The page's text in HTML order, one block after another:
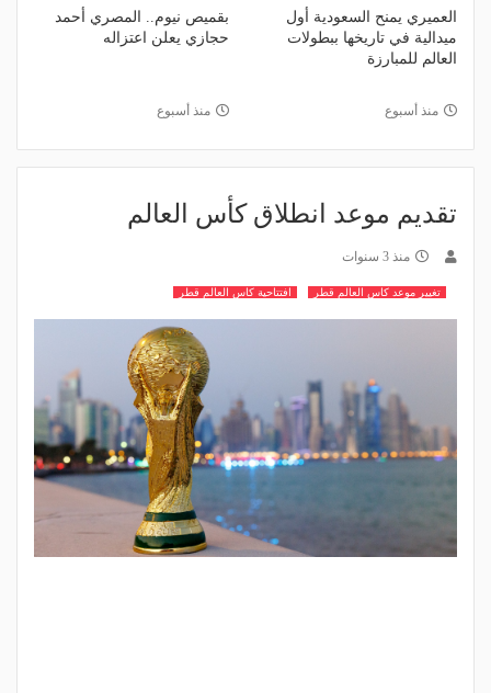
العميري يمنح السعودية أول
ميدالية في تاريخها ببطولات
العالم للمبارزة
منذ أسبوع
بقميص نيوم.. المصري أحمد
حجازي يعلن اعتزاله
منذ أسبوع
تقديم موعد انطلاق كأس العالم
منذ 3 سنوات
تغيير موعد كاس العالم قطر افتتاحية كاس العالم قطر